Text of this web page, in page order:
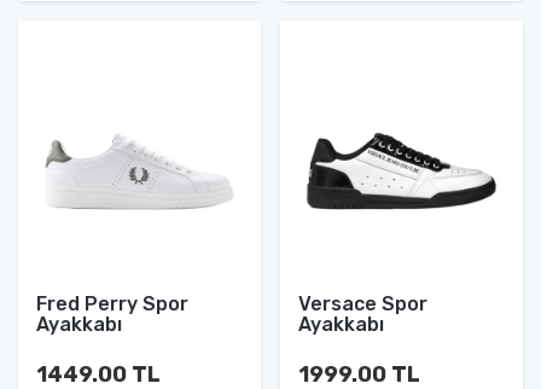
Fred Perry Spor
Ayakkabı
1449.00 TL
Versace Spor
Ayakkabı
1999.00 TL